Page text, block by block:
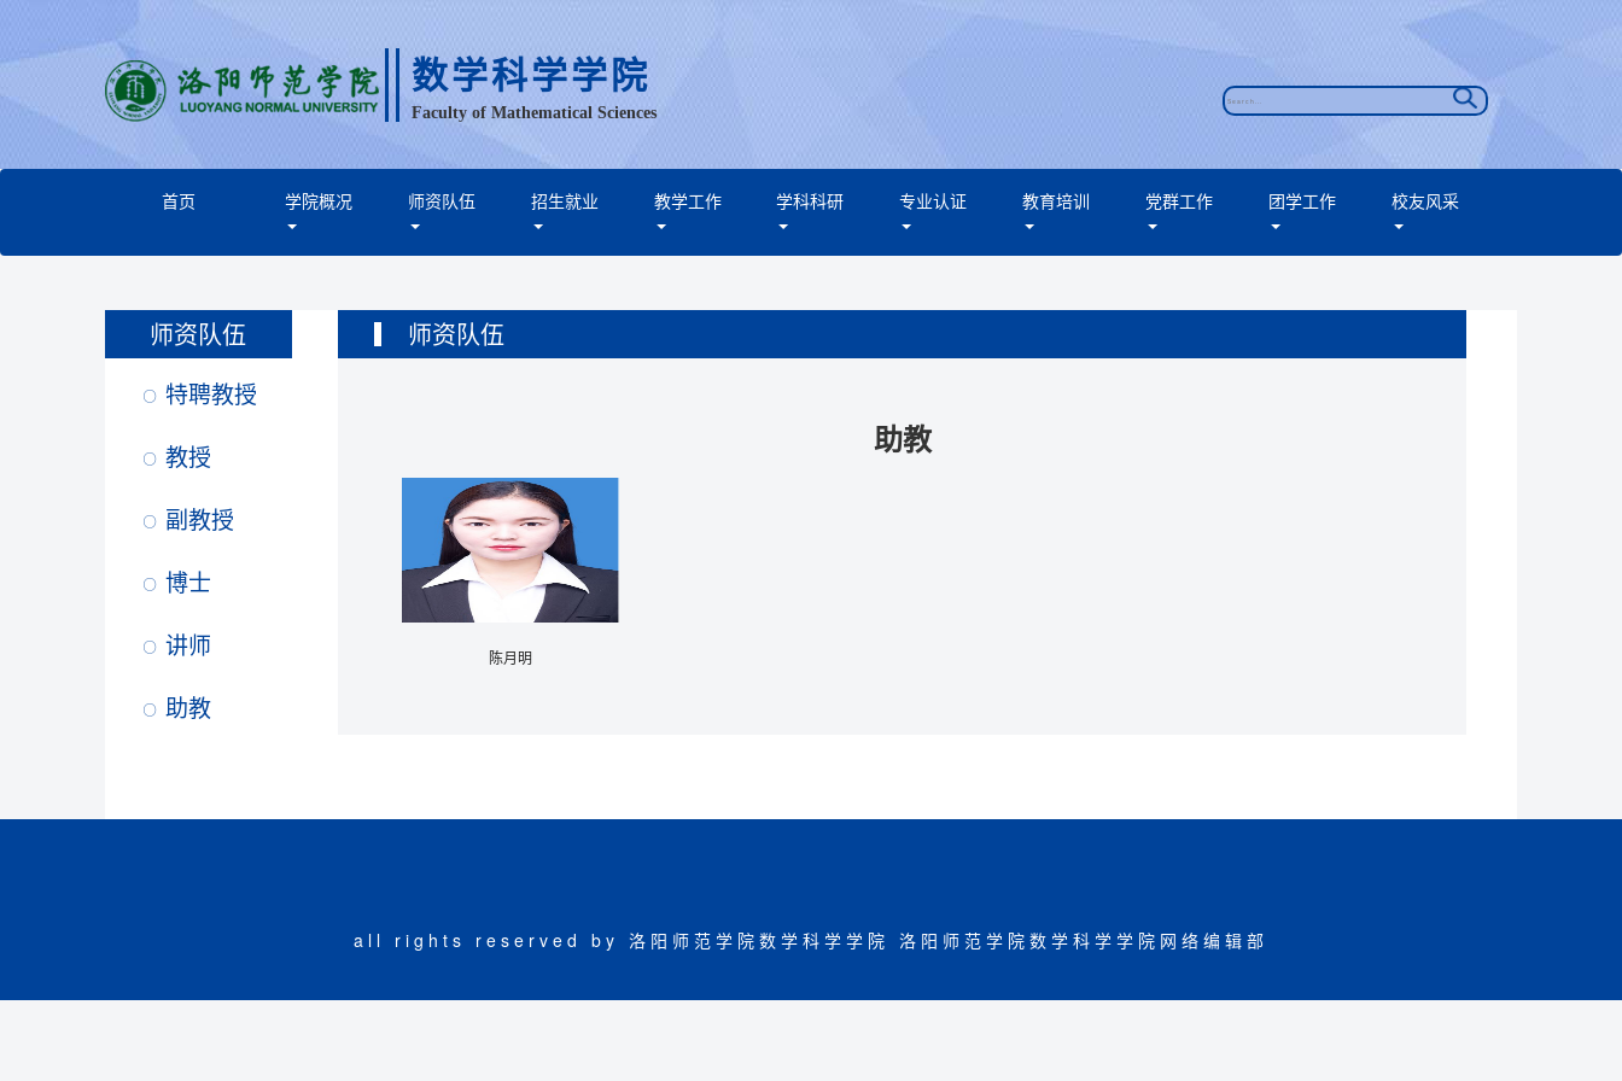
数学科学学院
Faculty of Mathematical Sciences
首页 学院概况 师资队伍 招生就业 教学工作 学科科研 专业认证 教育培训 党群工作 团学工作 校友风采
师资队伍
特聘教授
教授
副教授
博士
讲师
助教
师资队伍
助教
陈月明
all rights reserved by 洛阳师范学院数学科学学院 洛阳师范学院数学科学学院网络编辑部